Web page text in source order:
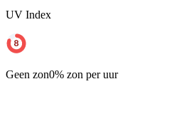
UV Index
Geen zon0% zon per uur